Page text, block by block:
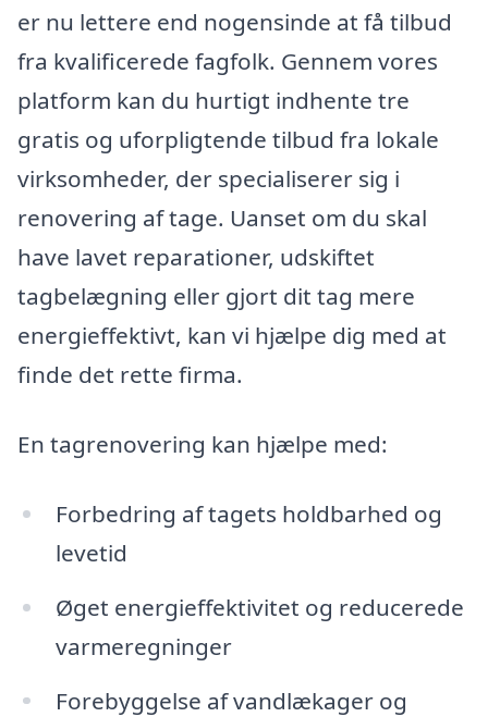
er nu lettere end nogensinde at få tilbud
fra kvalificerede fagfolk. Gennem vores
platform kan du hurtigt indhente tre
gratis og uforpligtende tilbud fra lokale
virksomheder, der specialiserer sig i
renovering af tage. Uanset om du skal
have lavet reparationer, udskiftet
tagbelægning eller gjort dit tag mere
energieffektivt, kan vi hjælpe dig med at
finde det rette firma.
En tagrenovering kan hjælpe med:
Forbedring af tagets holdbarhed og
levetid
Øget energieffektivitet og reducerede
varmeregninger
Forebyggelse af vandlækager og